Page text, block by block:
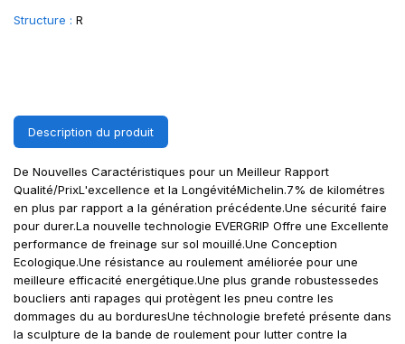
Structure : R
Description du produit
De Nouvelles Caractéristiques pour un Meilleur Rapport
Qualité/PrixL'excellence et la LongévitéMichelin.7% de kilométres
en plus par rapport a la génération précédente.Une sécurité faire
pour durer.La nouvelle technologie EVERGRIP Offre une Excellente
performance de freinage sur sol mouillé.Une Conception
Ecologique.Une résistance au roulement améliorée pour une
meilleure efficacité energétique.Une plus grande robustessedes
boucliers anti rapages qui protègent les pneu contre les
dommages du au borduresUne téchnologie brefeté présente dans
la sculpture de la bande de roulement pour lutter contre la